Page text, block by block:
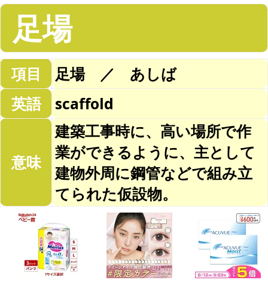
足場
項目
足場 ／ あしば
英語
scaffold
意味
建築工事時に、高い場所で作
業ができるように、主として
建物外周に鋼管などで組み立
てられた仮設物。